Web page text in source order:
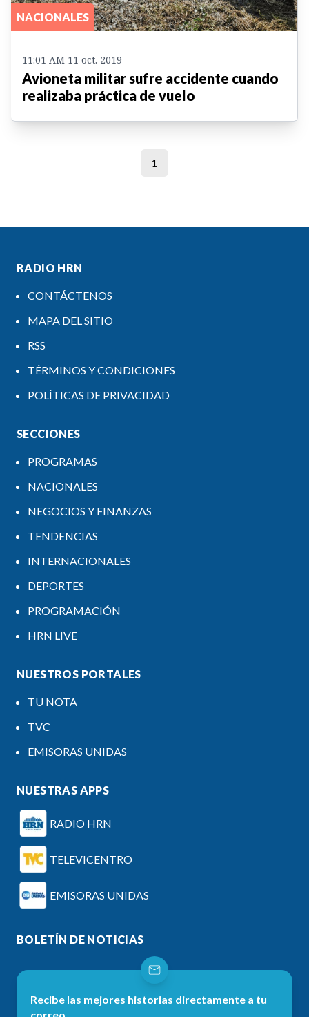
NACIONALES
11:01 AM 11 oct. 2019
Avioneta militar sufre accidente cuando
realizaba práctica de vuelo
1
RADIO HRN
CONTÁCTENOS
MAPA DEL SITIO
RSS
TÉRMINOS Y CONDICIONES
POLÍTICAS DE PRIVACIDAD
SECCIONES
PROGRAMAS
NACIONALES
NEGOCIOS Y FINANZAS
TENDENCIAS
INTERNACIONALES
DEPORTES
PROGRAMACIÓN
HRN LIVE
NUESTROS PORTALES
TU NOTA
TVC
EMISORAS UNIDAS
NUESTRAS APPS
RADIO HRN
TELEVICENTRO
EMISORAS UNIDAS
BOLETÍN DE NOTICIAS
Recibe las mejores historias directamente a tu